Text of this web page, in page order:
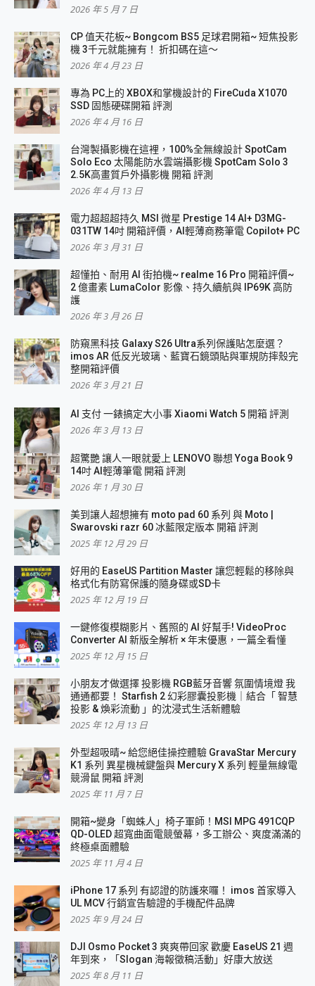
2026 年 5 月 7 日
CP 值天花板~ Bongcom BS5 足球君開箱~ 短焦投影
機 3千元就能擁有！ 折扣碼在這～
2026 年 4 月 23 日
專為 PC上的 XBOX和掌機設計的 FireCuda X1070
SSD 固態硬碟開箱 評測
2026 年 4 月 16 日
台灣製攝影機在這裡，100%全無線設計 SpotCam
Solo Eco 太陽能防水雲端攝影機 SpotCam Solo 3
2.5K高畫質戶外攝影機 開箱 評測
2026 年 4 月 13 日
電力超超超持久 MSI 微星 Prestige 14 AI+ D3MG-
031TW 14吋 開箱評價，AI輕薄商務筆電 Copilot+ PC
2026 年 3 月 31 日
超懂拍、耐用 AI 街拍機~ realme 16 Pro 開箱評價~
2 億畫素 LumaColor 影像、持久續航與 IP69K 高防
護
2026 年 3 月 26 日
防窺黑科技 Galaxy S26 Ultra系列保護貼怎麼選？
imos AR 低反光玻璃、藍寶石鏡頭貼與軍規防摔殼完
整開箱評價
2026 年 3 月 21 日
AI 支付 一錶搞定大小事 Xiaomi Watch 5 開箱 評測
2026 年 3 月 13 日
超驚艷 讓人一眼就愛上 LENOVO 聯想 Yoga Book 9
14吋 AI輕薄筆電 開箱 評測
2026 年 1 月 30 日
美到讓人超想擁有 moto pad 60 系列 與 Moto |
Swarovski razr 60 冰藍限定版本 開箱 評測
2025 年 12 月 29 日
好用的 EaseUS Partition Master 讓您輕鬆的移除與
格式化有防寫保護的隨身碟或SD卡
2025 年 12 月 19 日
一鍵修復模糊影片、舊照的 AI 好幫手! VideoProc
Converter AI 新版全解析 × 年末優惠，一篇全看懂
2025 年 12 月 15 日
小朋友才做選擇 投影機 RGB藍牙音響 氛圍情境燈 我
通通都要！ Starfish 2 幻彩膠囊投影機｜結合「 智慧
投影 & 煥彩流動 」的沈浸式生活新體驗
2025 年 12 月 13 日
外型超吸晴~ 給您絕佳操控體驗 GravaStar Mercury
K1 系列 異星機械鍵盤與 Mercury X 系列 輕量無線電
競滑鼠 開箱 評測
2025 年 11 月 7 日
開箱~變身「蜘蛛人」椅子軍師！MSI MPG 491CQP
QD-OLED 超寬曲面電競螢幕，多工辦公、爽度滿滿的
終極桌面體驗
2025 年 11 月 4 日
iPhone 17 系列 有認證的防護來囉！ imos 首家導入
UL MCV 行銷宣告驗證的手機配件品牌
2025 年 9 月 24 日
DJI Osmo Pocket 3 爽爽帶回家 歡慶 EaseUS 21 週
年到來，「Slogan 海報徵稿活動」好康大放送
2025 年 8 月 11 日